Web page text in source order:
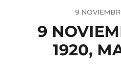
9
9
1920,